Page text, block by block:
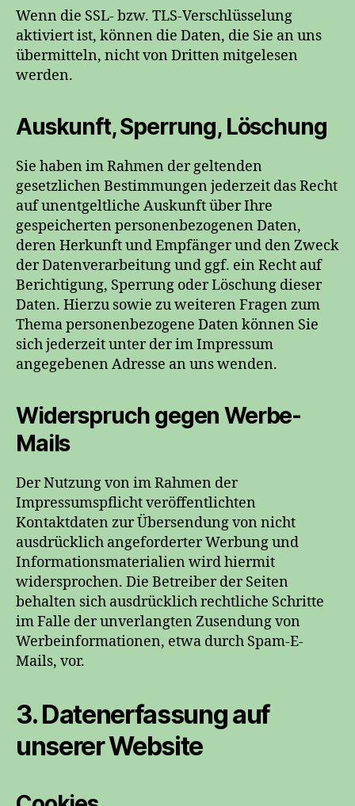
Wenn die SSL- bzw. TLS-Verschlüsselung
aktiviert ist, können die Daten, die Sie an uns
übermitteln, nicht von Dritten mitgelesen
werden.
Auskunft, Sperrung, Löschung
Sie haben im Rahmen der geltenden
gesetzlichen Bestimmungen jederzeit das Recht
auf unentgeltliche Auskunft über Ihre
gespeicherten personenbezogenen Daten,
deren Herkunft und Empfänger und den Zweck
der Datenverarbeitung und ggf. ein Recht auf
Berichtigung, Sperrung oder Löschung dieser
Daten. Hierzu sowie zu weiteren Fragen zum
Thema personenbezogene Daten können Sie
sich jederzeit unter der im Impressum
angegebenen Adresse an uns wenden.
Widerspruch gegen Werbe-
Mails
Der Nutzung von im Rahmen der
Impressumspflicht veröffentlichten
Kontaktdaten zur Übersendung von nicht
ausdrücklich angeforderter Werbung und
Informationsmaterialien wird hiermit
widersprochen. Die Betreiber der Seiten
behalten sich ausdrücklich rechtliche Schritte
im Falle der unverlangten Zusendung von
Werbeinformationen, etwa durch Spam-E-
Mails, vor.
3. Datenerfassung auf
unserer Website